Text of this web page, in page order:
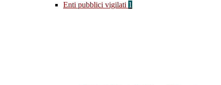
Enti pubblici vigilati 1